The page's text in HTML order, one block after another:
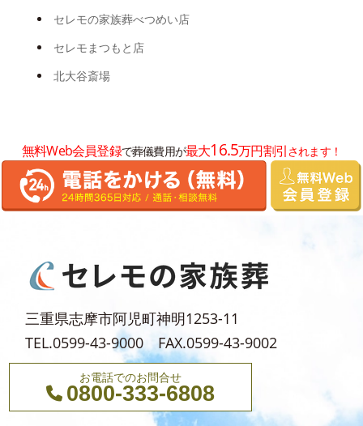
2024年12月
2024年11月
2024年8月
2024年5月
2024年3月
2024年2月
2023年12月
セレモの家族葬べつめい店
セレモまつもと店
北大谷斎場
無料Web会員登録で葬儀費用が最大16.5万円割引されます！
三重県志摩市阿児町神明1253-11
TEL.0599-43-9000 FAX.0599-43-9002
お電話でのお問合せ
0800-333-6808